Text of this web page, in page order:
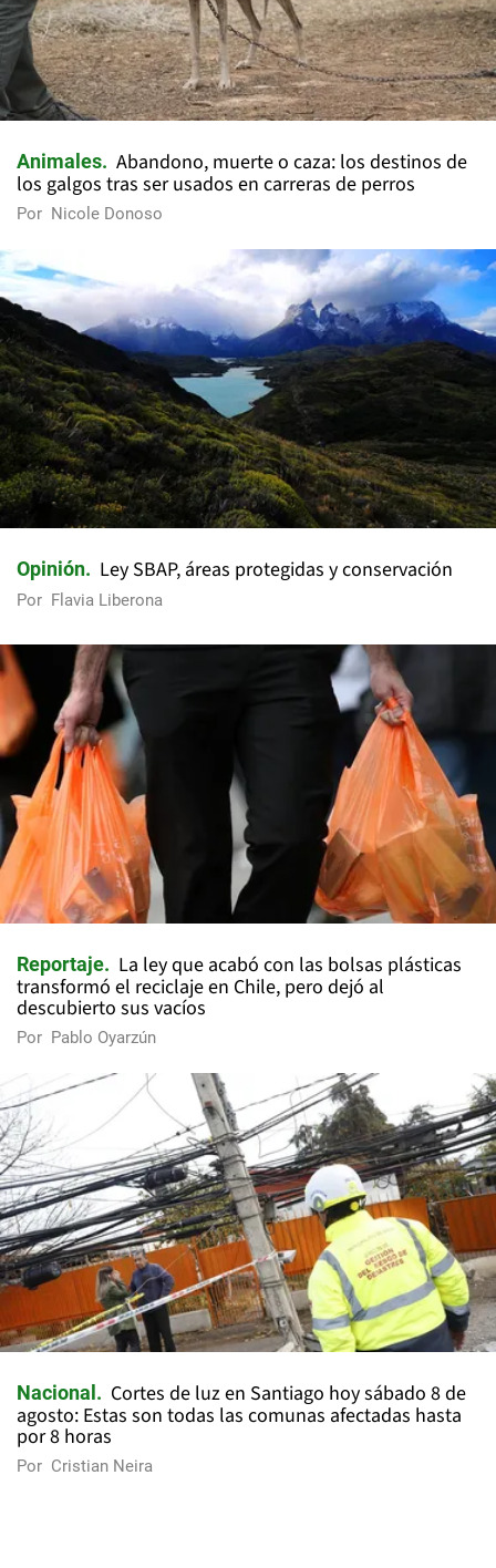
Animales
Abandono, muerte o caza: los destinos de
los galgos tras ser usados en carreras de perros
Por Nicole Donoso
Opinión Ley SBAP, áreas protegidas y conservación
Por Flavia Liberona
Reportaje
La ley que acabó con las bolsas plásticas
transformó el reciclaje en Chile, pero dejó al
descubierto sus vacíos
Por Pablo Oyarzún
Nacional
Cortes de luz en Santiago hoy sábado 8 de
agosto: Estas son todas las comunas afectadas hasta
por 8 horas
Por Cristian Neira